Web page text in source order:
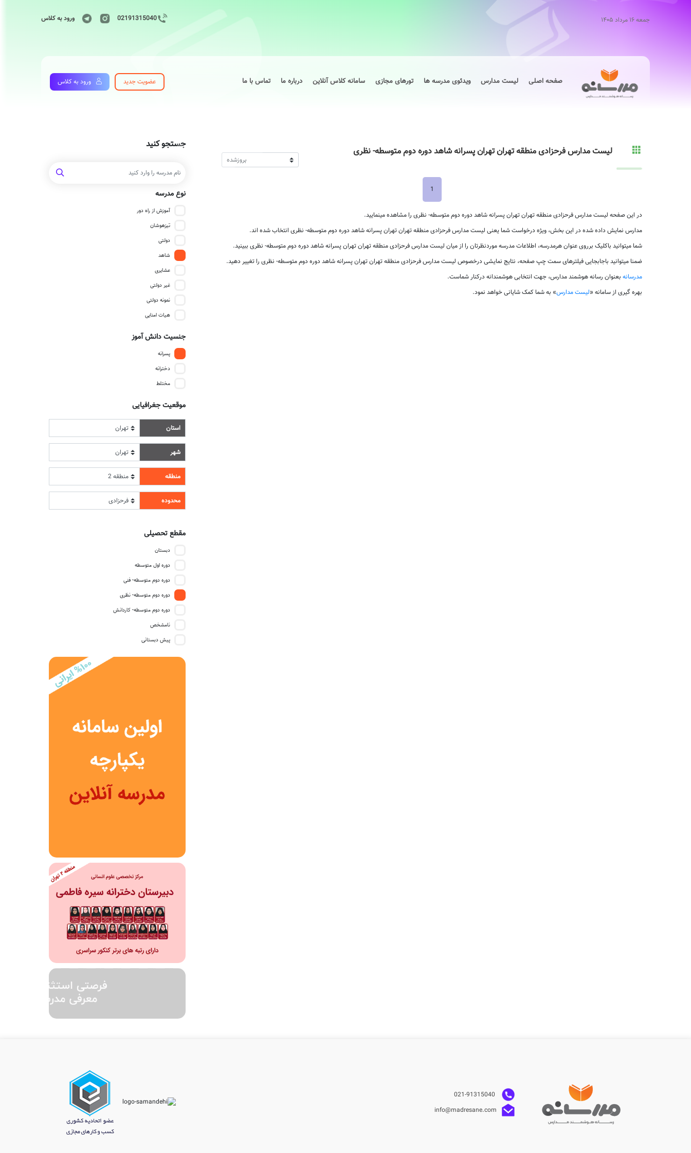
جمعه ۱۶ مرداد ۱۴۰۵ 02191315040 ورود به کلاس
صفحه اصلی لیست مدارس ویدئوی مدرسه ها تورهای مجازی سامانه کلاس آنلاین درباره ما تماس با ما عضویت جدید ورود به کلاس
جستجو کنید
نوع مدرسه
آموزش از راه دور
تیزهوشان
دولتی
شاهد
عشایری
غیر دولتی
نمونه دولتی
هیات امنایی
جنسیت دانش آموز
پسرانه
دخترانه
مختلط
موقعیت جغرافیایی
استان
شهر
منطقه
محدوده
مقطع تحصیلی
دبستان
دوره اول متوسطه
دوره دوم متوسطه- فنی
دوره دوم متوسطه- نظری
دوره دوم متوسطه- کاردانش
نامشخص
پیش دبستانی
لیست مدارس فرحزادی منطقه تهران تهران پسرانه شاهد دوره دوم متوسطه- نظری
1
در این صفحه لیست مدارس فرحزادی منطقه تهران تهران پسرانه شاهد دوره دوم متوسطه- نظری را مشاهده مینمایید.
مدارس نمایش داده شده در این بخش، ویژه درخواست شما یعنی لیست مدارس فرحزادی منطقه تهران تهران پسرانه شاهد دوره دوم متوسطه- نظری انتخاب شده اند.
شما میتوانید باکلیک برروی عنوان هرمدرسه، اطلاعات مدرسه موردنظرتان را از میان لیست مدارس فرحزادی منطقه تهران تهران پسرانه شاهد دوره دوم متوسطه- نظری ببینید.
ضمنا میتوانید باجابجایی فیلترهای سمت چپ صفحه، نتایج نمایشی درخصوص لیست مدارس فرحزادی منطقه تهران تهران پسرانه شاهد دوره دوم متوسطه- نظری را تغییر دهید.
مدرسانه بعنوان رسانه هوشمند مدارس، جهت انتخابی هوشمندانه درکنار شماست.
بهره گیری از سامانه «لیست مدارس» به شما کمک شایانی خواهد نمود.
info@madresane.com